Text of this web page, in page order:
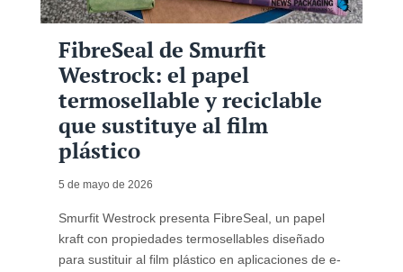
FibreSeal de Smurfit
Westrock: el papel
termosellable y reciclable
que sustituye al film
plástico
5 de mayo de 2026
Smurfit Westrock presenta FibreSeal, un papel
kraft con propiedades termosellables diseñado
para sustituir al film plástico en aplicaciones de e-